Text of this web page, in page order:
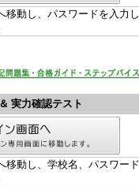
移動し、パスワードを入力
実力確認テスト
移動し、学校名、パスワー